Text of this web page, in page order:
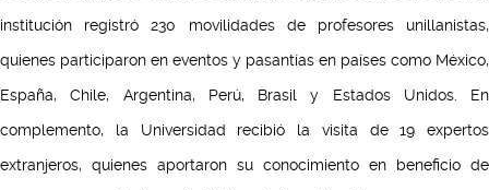
institución registró 230 movilidades de profesores unillanistas,
quienes participaron en eventos y pasantías en países como México,
España, Chile, Argentina, Perú, Brasil y Estados Unidos. En
complemento, la Universidad recibió la visita de 19 expertos
extranjeros, quienes aportaron su conocimiento en beneficio de